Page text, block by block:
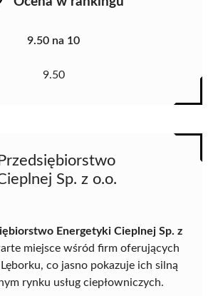
9.50 na 10
9.50
Sp. z o.o.
Energetyki Cieplnej Sp. z
miejsce wśród firm oferujących
co jasno pokazuje ich silną
rynku usług ciepłowniczych.